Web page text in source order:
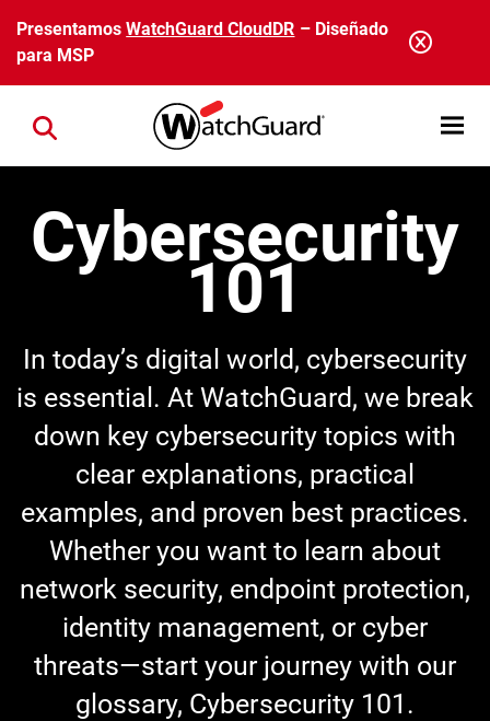
Pasar al contenido principal
PresentamosWatchGuard CloudDR – Diseñado
para MSP
Open
Close search
Cybersecurity
101
In today’s digital world, cybersecurity
is essential. At WatchGuard, we break
down key cybersecurity topics with
clear explanations, practical
examples, and proven best practices.
Whether you want to learn about
network security, endpoint protection,
identity management, or cyber
threats—start your journey with our
glossary, Cybersecurity 101.